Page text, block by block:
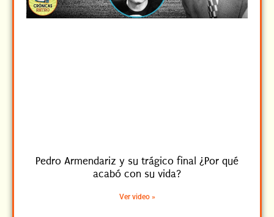
Pedro Armendariz y su trágico final ¿Por qué
acabó con su vida?
Ver video »